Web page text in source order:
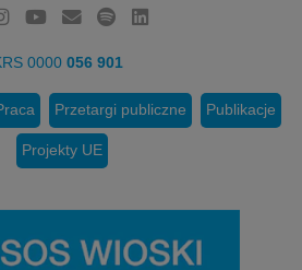
0000 056 901
Przetargi publiczne Publikacje
Projekty UE